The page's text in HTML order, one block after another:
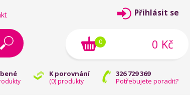
K porovnání
(0) produkty
326 729 369
Potřebujete poradit?
Přihlásit se
0 Kč
0